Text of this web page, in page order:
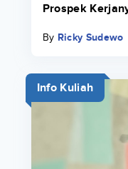
Prospek
By Ricky Sudewo
Info Kuliah